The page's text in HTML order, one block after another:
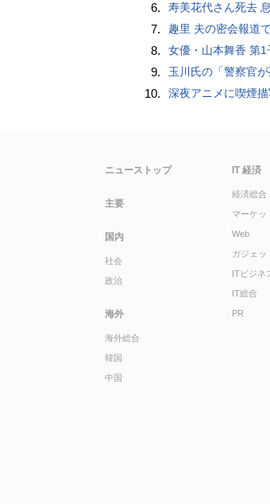
6. 寿美花代さん死去
7. 趣里 夫の密会報道
8. 女優・山本舞香 第1
9. 玉川氏の「警察官
10. 深夜アニメに喫煙
ニューストップ
主要
国内
社会
政治
海外
海外総合
韓国
中国
IT 経済
経済総合
マーケッ
Web
ガジェッ
ITビジネ
IT総合
PR